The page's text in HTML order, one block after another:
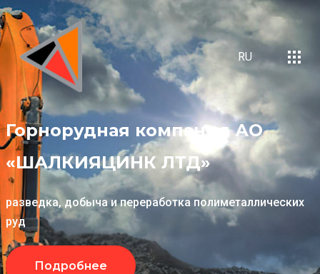
RU
Горнорудная компанияАО
«ШАЛКИЯЦИНК ЛТД»
разведка, добыча и переработка полиметаллических
руд
Подробнее